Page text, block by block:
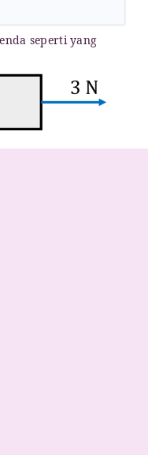
seperti yang